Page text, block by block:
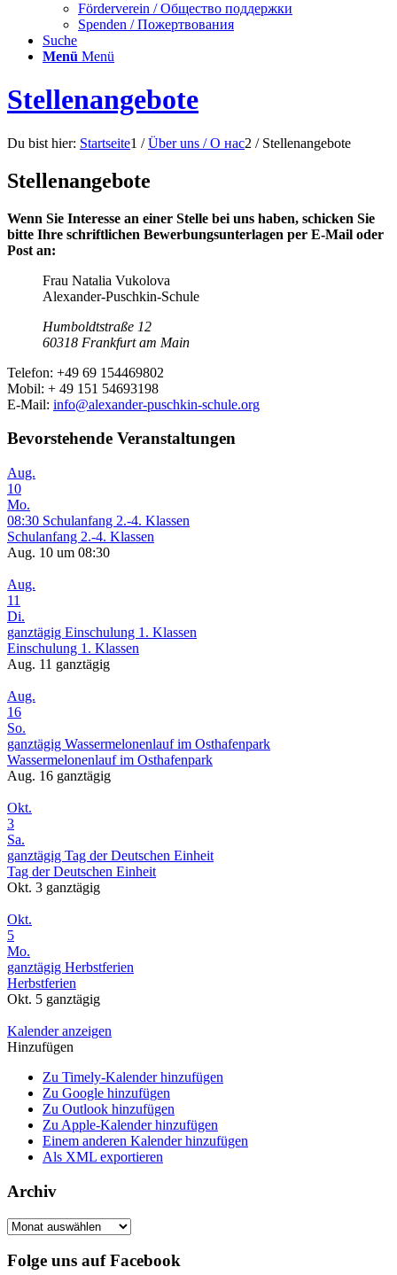
Förderverein / Общество поддержки
Spenden / Пожертвования
Suche
Menü Menü
Stellenangebote
Du bist hier: Startseite1 / Über uns / О нас2 / Stellenangebote
Stellenangebote
Wenn Sie Interesse an einer Stelle bei uns haben, schicken Sie
bitte Ihre schriftlichen Bewerbungsunterlagen per E-Mail oder
Post an:
Frau Natalia Vukolova
Alexander-Puschkin-Schule
Humboldtstraße 12
60318 Frankfurt am Main
Telefon: +49 69 154469802
Mobil: + 49 151 54693198
E-Mail: info@alexander-puschkin-schule.org
Bevorstehende Veranstaltungen
Aug.
10
Mo.
08:30 Schulanfang 2.-4. Klassen
Schulanfang 2.-4. Klassen
Aug. 10 um 08:30
Aug.
11
Di.
ganztägig Einschulung 1. Klassen
Einschulung 1. Klassen
Aug. 11 ganztägig
Aug.
16
So.
ganztägig Wassermelonenlauf im Osthafenpark
Wassermelonenlauf im Osthafenpark
Aug. 16 ganztägig
Okt.
3
Sa.
ganztägig Tag der Deutschen Einheit
Tag der Deutschen Einheit
Okt. 3 ganztägig
Okt.
5
Mo.
ganztägig Herbstferien
Herbstferien
Okt. 5 ganztägig
Kalender anzeigen
Hinzufügen
Zu Timely-Kalender hinzufügen
Zu Google hinzufügen
Zu Outlook hinzufügen
Zu Apple-Kalender hinzufügen
Einem anderen Kalender hinzufügen
Als XML exportieren
Archiv
Archiv
Folge uns auf Facebook